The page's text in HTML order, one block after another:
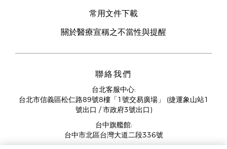
常用文件下載
關於醫療宣稱之不當性與提醒
聯絡我們
台北客服中心:
台北市信義區松仁路89號8樓「1號交易廣場」 (捷運象山站1
號出口 / 市政府3號出口)
台中旗艦館:
台中市北區台灣大道二段336號